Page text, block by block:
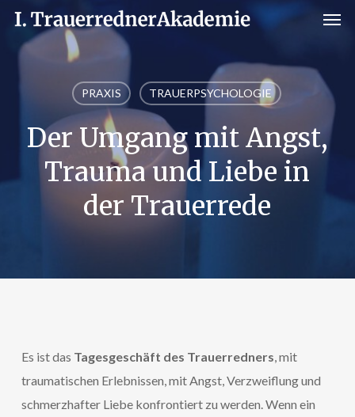
Skip
PRAXIS TRAUERPSYCHOLOGIE
Der Umgang mit Angst,
Trauma und Liebe in
der Trauerrede
Es ist das Tagesgeschäft des Trauerredners, mit
traumatischen Erlebnissen, mit Angst, Verzweiflung und
schmerzhafter Liebe konfrontiert zu werden. Wenn ein